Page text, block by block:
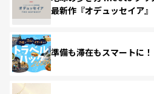
最新作『オデュッセイア』
準備も滞在もスマートに